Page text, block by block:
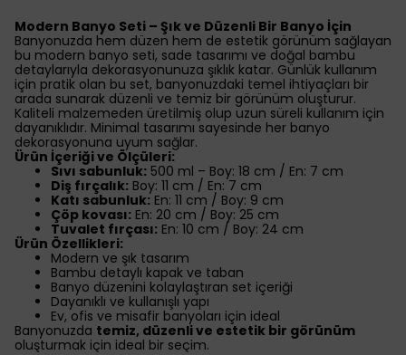
Modern Banyo Seti – Şık ve Düzenli Bir Banyo İçin
Banyonuzda hem düzen hem de estetik görünüm sağlayan
bu modern banyo seti, sade tasarımı ve doğal bambu
detaylarıyla dekorasyonunuza şıklık katar. Günlük kullanım
için pratik olan bu set, banyonuzdaki temel ihtiyaçları bir
arada sunarak düzenli ve temiz bir görünüm oluşturur.
Kaliteli malzemeden üretilmiş olup uzun süreli kullanım için
dayanıklıdır. Minimal tasarımı sayesinde her banyo
dekorasyonuna uyum sağlar.
Ürün İçeriği ve Ölçüleri:
Sıvı sabunluk: 500 ml – Boy: 18 cm / En: 7 cm
Diş fırçalık: Boy: 11 cm / En: 7 cm
Katı sabunluk: En: 11 cm / Boy: 9 cm
Çöp kovası: En: 20 cm / Boy: 25 cm
Tuvalet fırçası: En: 10 cm / Boy: 24 cm
Ürün Özellikleri:
Modern ve şık tasarım
Bambu detaylı kapak ve taban
Banyo düzenini kolaylaştıran set içeriği
Dayanıklı ve kullanışlı yapı
Ev, ofis ve misafir banyoları için ideal
Banyonuzda temiz, düzenli ve estetik bir görünüm
oluşturmak için ideal bir seçim.